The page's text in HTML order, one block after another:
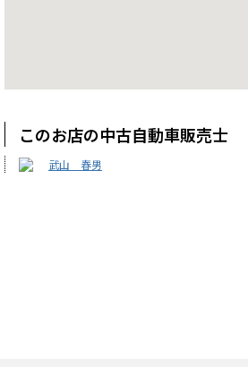
このお店の中古自動車販売士
武山 春男